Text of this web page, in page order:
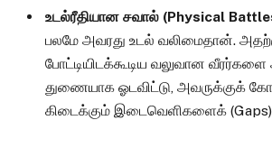
உடல்ரீதியான சவால் (Physical
பலமே அவரது உடல் வலிமைதான்.
போட்டியிடக்கூடிய வலுவான
துணையாக ஓடவிட்டு, அவருக்குக்
கிடைக்கும் இடைவெளிகளைக் (Gaps)